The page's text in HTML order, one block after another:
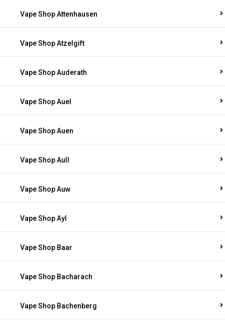
Vape Shop Attenhausen
Vape Shop Atzelgift
Vape Shop Auderath
Vape Shop Auel
Vape Shop Auen
Vape Shop Aull
Vape Shop Auw
Vape Shop Ayl
Vape Shop Baar
Vape Shop Bacharach
Vape Shop Bachenberg